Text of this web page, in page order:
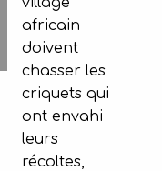
africain
doivent
chasser les
criquets qui
ont envahi
leurs
récoltes,